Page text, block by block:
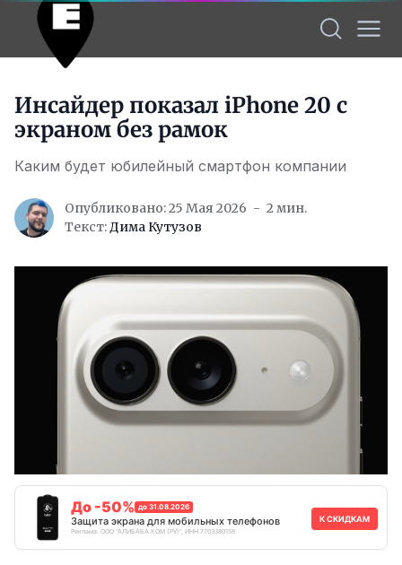
Инсайдер показал iPhone 20 с
экраном без рамок
Каким будет юбилейный смартфон компании
Опубликовано: 25 Мая 2026
2 мин.
Текст:Дима Кутузов
До -50% до 31.08.2026
Защита экрана для мобильных телефонов
Реклама. ООО "АЛИБАБА.КОМ (РУ)", ИНН 7703380158
К СКИДКАМ